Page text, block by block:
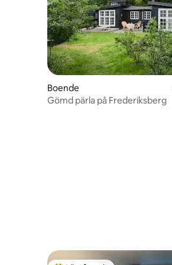
Boende
Gömd pärla på Frederiksberg